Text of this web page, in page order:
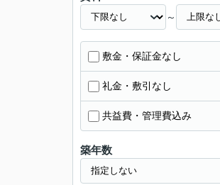
～
敷金・保証金なし
礼金・敷引なし
共益費・管理費込み
築年数